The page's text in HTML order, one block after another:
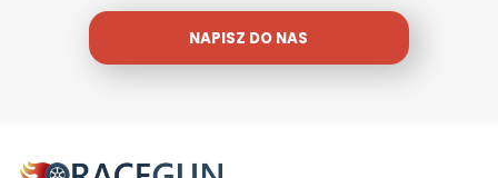
NAPISZ DO NAS